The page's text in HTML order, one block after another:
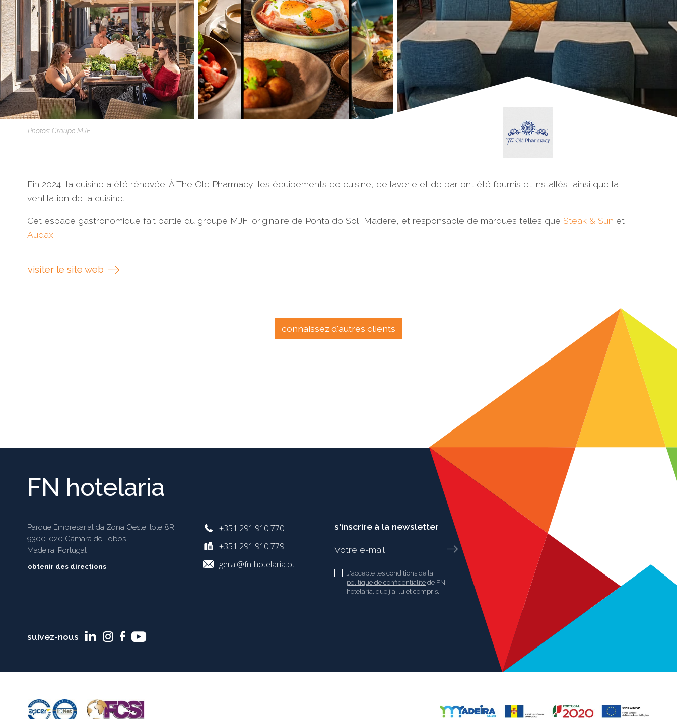
Photos: Groupe MJF
Fin 2024, la cuisine a été rénovée. À The Old Pharmacy, les équipements de cuisine, de laverie et de bar ont été fournis et installés, ainsi que la
ventilation de la cuisine.
Cet espace gastronomique fait partie du groupe MJF, originaire de Ponta do Sol, Madère, et responsable de marques telles que Steak & Sun et
Audax.
visiter le site web
connaissez d'autres clients
FN hotelaria
Parque Empresarial da Zona Oeste, lote 8R
9300-020 Câmara de Lobos
Madeira, Portugal
obtenir des directions
+351 291 910 770
+351 291 910 779
geral@fn-hotelaria.pt
s'inscrire à la newsletter
J'accepte les conditions de la
politique de confidentialitéde FN
hotelaria, que j'ai lu et compris.
suivez-nous